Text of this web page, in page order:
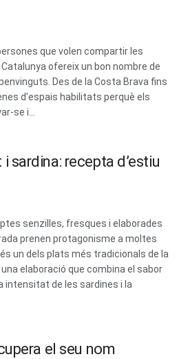
que volen compartir les
ofereix un bon nombre de
Des de la Costa Brava fins
d'espais habilitats perquè els
se i...
sardina: recepta d’estiu
senzilles, fresques i elaborades
prenen protagonisme a moltes
un dels plats més tradicionals de la
elaboració que combina el sabor
intensitat de les sardines i la
el seu nom